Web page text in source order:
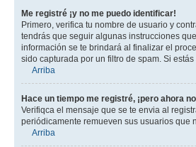
Me registré ¡y no me puedo identificar!
Primero, verifica tu nombre de usuario y
tendrás que seguir algunas instrucciones
información se te brindará al finalizar el
sido capturada por un filtro de spam. Si
Arriba
Hace un tiempo me registré, ¡pero ahora
Verifiqca el mensaje que se te envia al
periódicamente remueven sus usuarios que
Arriba